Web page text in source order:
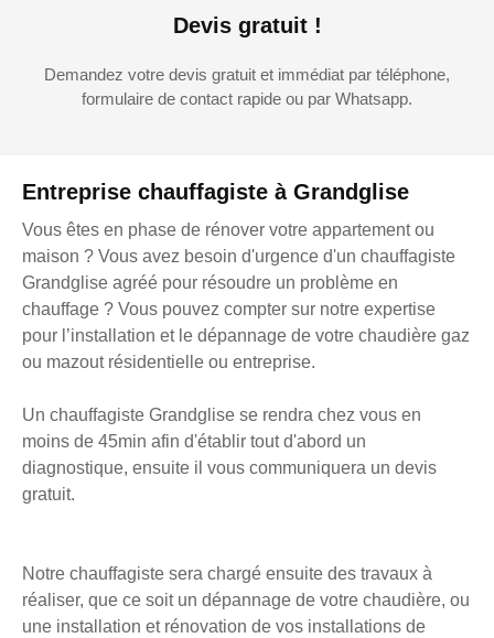
Entreprise chauffagiste à Grandglise
Vous êtes en phase de rénover votre appartement ou
maison ? Vous avez besoin d'urgence d'un chauffagiste
Grandglise agréé pour résoudre un problème en
chauffage ? Vous pouvez compter sur notre expertise
pour l’installation et le dépannage de votre chaudière gaz
ou mazout résidentielle ou entreprise.
Un chauffagiste Grandglise se rendra chez vous en
moins de 45min afin d'établir tout d'abord un
diagnostique, ensuite il vous communiquera un devis
gratuit.
Notre chauffagiste sera chargé ensuite des travaux à
réaliser, que ce soit un dépannage de votre chaudière, ou
une installation et rénovation de vos installations de
Devis gratuit !
Demandez votre devis gratuit et immédiat par téléphone,
formulaire de contact rapide ou par Whatsapp.